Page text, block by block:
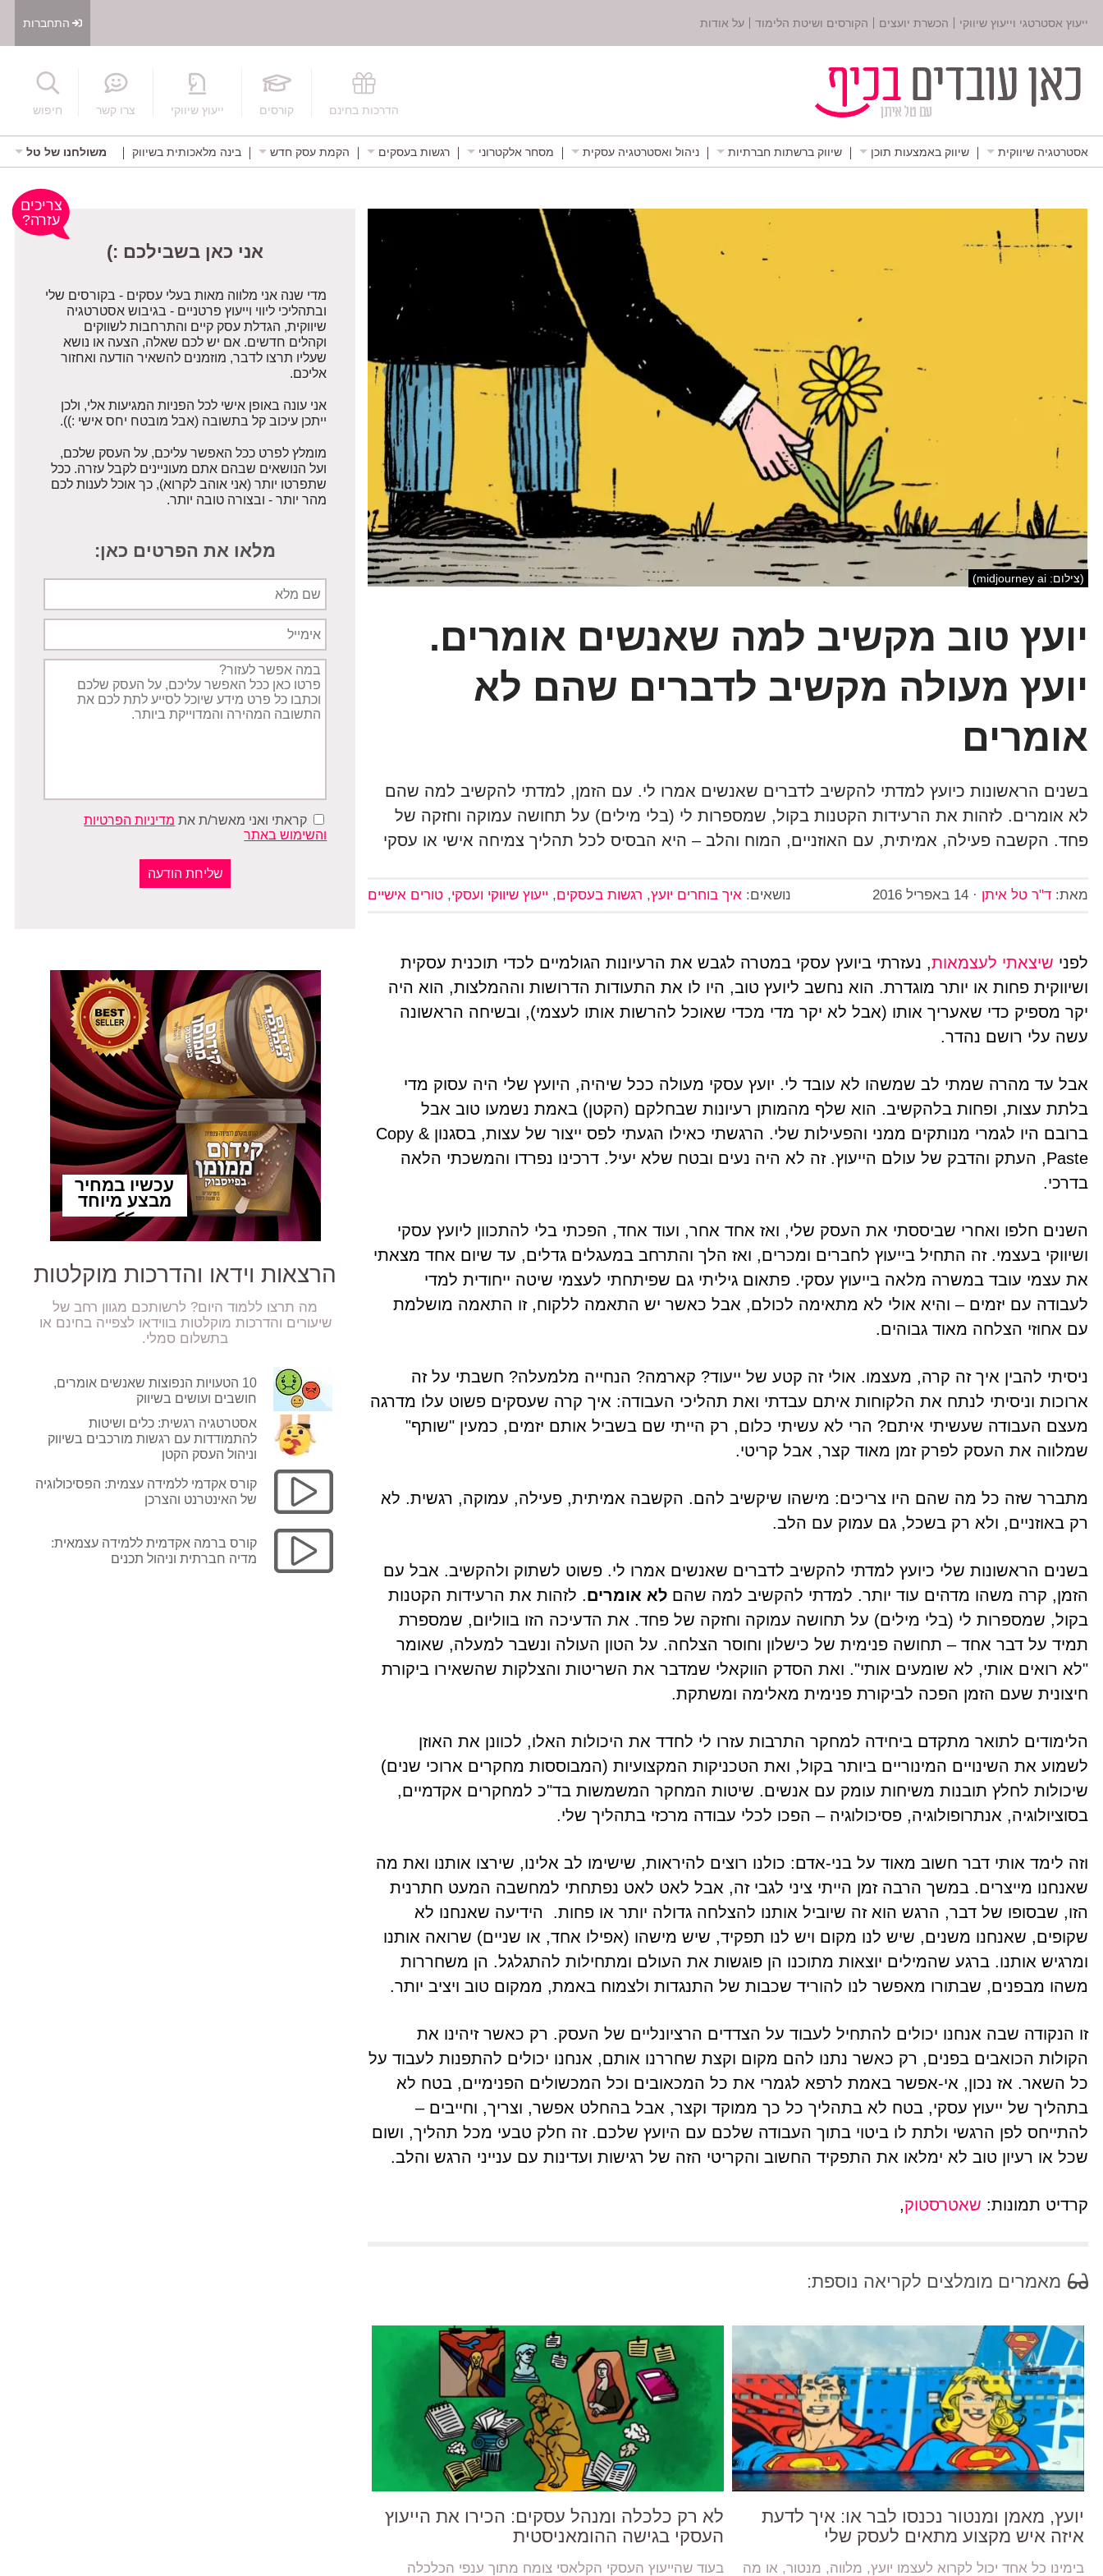
ייעוץ אסטרטגי וייעוץ שיווקי הכשרת יועצים הקורסים ושיטת הלימוד על אודות התחברות
הדרכות בחינם קורסים ייעוץ שיווקי צרו קשר חיפוש
אסטרטגיה שיווקית שיווק באמצעות תוכן שיווק ברשתות חברתיות ניהול ואסטרטגיה עסקית מסחר אלקטרוני רגשות בעסקים הקמת עסק חדש בינה מלאכותית בשיווק משולחנו של טל
(צילום: midjourney ai)
יועץ טוב מקשיב למה שאנשים אומרים.
יועץ מעולה מקשיב לדברים שהם לא
אומרים
בשנים הראשונות כיועץ למדתי להקשיב לדברים שאנשים אמרו לי. עם הזמן, למדתי להקשיב למה שהם
לא אומרים. לזהות את הרעידות הקטנות בקול, שמספרות לי (בלי מילים) על תחושה עמוקה וחזקה של
פחד. הקשבה פעילה, אמיתית, עם האוזניים, המוח והלב – היא הבסיס לכל תהליך צמיחה אישי או עסקי
מאת: ד"ר טל איתן · 14 באפריל 2016 נושאים: איך בוחרים יועץ, רגשות בעסקים, ייעוץ שיווקי ועסקי, טורים אישיים
לפני שיצאתי לעצמאות, נעזרתי ביועץ עסקי במטרה לגבש את הרעיונות הגולמיים לכדי תוכנית עסקית
ושיווקית פחות או יותר מוגדרת. הוא נחשב ליועץ טוב, היו לו את התעודות הדרושות וההמלצות, הוא היה
יקר מספיק כדי שאעריך אותו (אבל לא יקר מדי מכדי שאוכל להרשות אותו לעצמי), ובשיחה הראשונה
עשה עלי רושם נהדר.
אבל עד מהרה שמתי לב שמשהו לא עובד לי. יועץ עסקי מעולה ככל שיהיה, היועץ שלי היה עסוק מדי
בלתת עצות, ופחות בלהקשיב. הוא שלף מהמותן רעיונות שבחלקם (הקטן) באמת נשמעו טוב אבל
ברובם היו לגמרי מנותקים ממני והפעילות שלי. הרגשתי כאילו הגעתי לפס ייצור של עצות, בסגנון Copy &
Paste, העתק והדבק של עולם הייעוץ. זה לא היה נעים ובטח שלא יעיל. דרכינו נפרדו והמשכתי הלאה
בדרכי.
השנים חלפו ואחרי שביססתי את העסק שלי, ואז אחד אחר, ועוד אחד, הפכתי בלי להתכוון ליועץ עסקי
ושיווקי בעצמי. זה התחיל בייעוץ לחברים ומכרים, ואז הלך והתרחב במעגלים גדלים, עד שיום אחד מצאתי
את עצמי עובד במשרה מלאה בייעוץ עסקי. פתאום גיליתי גם שפיתחתי לעצמי שיטה ייחודית למדי
לעבודה עם יזמים – והיא אולי לא מתאימה לכולם, אבל כאשר יש התאמה ללקוח, זו התאמה מושלמת
עם אחוזי הצלחה מאוד גבוהים.
ניסיתי להבין איך זה קרה, מעצמו. אולי זה קטע של ייעוד? קארמה? הנחייה מלמעלה? חשבתי על זה
ארוכות וניסיתי לנתח את הלקוחות איתם עבדתי ואת תהליכי העבודה: איך קרה שעסקים פשוט עלו מדרגה
מעצם העבודה שעשיתי איתם? הרי לא עשיתי כלום, רק הייתי שם בשביל אותם יזמים, כמעין "שותף"
שמלווה את העסק לפרק זמן מאוד קצר, אבל קריטי.
מתברר שזה כל מה שהם היו צריכים: מישהו שיקשיב להם. הקשבה אמיתית, פעילה, עמוקה, רגשית. לא
רק באוזניים, ולא רק בשכל, גם עמוק עם הלב.
בשנים הראשונות שלי כיועץ למדתי להקשיב לדברים שאנשים אמרו לי. פשוט לשתוק ולהקשיב. אבל עם
הזמן, קרה משהו מדהים עוד יותר. למדתי להקשיב למה שהם לא אומרים. לזהות את הרעידות הקטנות
בקול, שמספרות לי (בלי מילים) על תחושה עמוקה וחזקה של פחד. את הדעיכה הזו בווליום, שמספרת
תמיד על דבר אחד – תחושה פנימית של כישלון וחוסר הצלחה. על הטון העולה ונשבר למעלה, שאומר
"לא רואים אותי, לא שומעים אותי". ואת הסדק הווקאלי שמדבר את השריטות והצלקות שהשאירו ביקורת
חיצונית שעם הזמן הפכה לביקורת פנימית מאלימה ומשתקת.
הלימודים לתואר מתקדם ביחידה למחקר התרבות עזרו לי לחדד את היכולות האלו, לכוונן את האוזן
לשמוע את השינויים המינוריים ביותר בקול, ואת הטכניקות המקצועיות (המבוססות מחקרים ארוכי שנים)
שיכולות לחלץ תובנות משיחות עומק עם אנשים. שיטות המחקר המשמשות בד"כ למחקרים אקדמיים,
בסוציולוגיה, אנתרופולוגיה, פסיכולוגיה – הפכו לכלי עבודה מרכזי בתהליך שלי.
וזה לימד אותי דבר חשוב מאוד על בני-אדם: כולנו רוצים להיראות, שישימו לב אלינו, שירצו אותנו ואת מה
שאנחנו מייצרים. במשך הרבה זמן הייתי ציני לגבי זה, אבל לאט לאט נפתחתי למחשבה המעט חתרנית
הזו, שבסופו של דבר, הרגש הוא זה שיוביל אותנו להצלחה גדולה יותר או פחות. הידיעה שאנחנו לא
שקופים, שאנחנו משנים, שיש לנו מקום ויש לנו תפקיד, שיש מישהו (אפילו אחד, או שניים) שרואה אותנו
ומרגיש אותנו. ברגע שהמילים יוצאות מתוכנו הן פוגשות את העולם ומתחילות להתגלגל. הן משחררות
משהו מבפנים, שבתורו מאפשר לנו להוריד שכבות של התנגדות ולצמוח באמת, ממקום טוב ויציב יותר.
זו הנקודה שבה אנחנו יכולים להתחיל לעבוד על הצדדים הרציונליים של העסק. רק כאשר זיהינו את
הקולות הכואבים בפנים, רק כאשר נתנו להם מקום וקצת שחררנו אותם, אנחנו יכולים להתפנות לעבוד על
כל השאר. אז נכון, אי-אפשר באמת לרפא לגמרי את כל המכאובים וכל המכשולים הפנימיים, בטח לא
בתהליך של ייעוץ עסקי, בטח לא בתהליך כל כך ממוקד וקצר, אבל בהחלט אפשר, וצריך, וחייבים –
להתייחס לפן הרגשי ולתת לו ביטוי בתוך העבודה שלכם עם היועץ שלכם. זה חלק טבעי מכל תהליך, ושום
שכל או רעיון טוב לא ימלאו את התפקיד החשוב והקריטי הזה של רגישות ועדינות עם ענייני הרגש והלב.
קרדיט תמונות: שאטרסטוק,
מאמרים מומלצים לקריאה נוספת:
יועץ, מאמן ומנטור נכנסו לבר או: איך לדעת
איזה איש מקצוע מתאים לעסק שלי
בימינו כל אחד יכול לקרוא לעצמו יועץ, מלווה, מנטור, או מה
לא רק כלכלה ומנהל עסקים: הכירו את הייעוץ
העסקי בגישה ההומאניסטית
בעוד שהייעוץ העסקי הקלאסי צומח מתוך ענפי הכלכלה
אני כאן בשבילכם :)
מדי שנה אני מלווה מאות בעלי עסקים - בקורסים שלי
ובתהליכי ליווי וייעוץ פרטניים - בגיבוש אסטרטגיה
שיווקית, הגדלת עסק קיים והתרחבות לשווקים
וקהלים חדשים. אם יש לכם שאלה, הצעה או נושא
שעליו תרצו לדבר, מוזמנים להשאיר הודעה ואחזור
אליכם.
אני עונה באופן אישי לכל הפניות המגיעות אלי, ולכן
ייתכן עיכוב קל בתשובה (אבל מובטח יחס אישי :)).
מומלץ לפרט ככל האפשר עליכם, על העסק שלכם,
ועל הנושאים שבהם אתם מעוניינים לקבל עזרה. ככל
שתפרטו יותר (אני אוהב לקרוא), כך אוכל לענות לכם
מהר יותר - ובצורה טובה יותר.
מלאו את הפרטים כאן:
מלא
תיאור
הפניה
קראתי ואני מאשר/ת את מדיניות הפרטיות
והשימוש באתר
עכשיו במחיר
מבצע מיוחד
הרצאות וידאו והדרכות מוקלטות
מה תרצו ללמוד היום? לרשותכם מגוון רחב של
שיעורים והדרכות מוקלטות בווידאו לצפייה בחינם או
בתשלום סמלי.
10 הטעויות הנפוצות שאנשים אומרים,
חושבים ועושים בשיווק
אסטרטגיה רגשית: כלים ושיטות
להתמודדות עם רגשות מורכבים בשיווק
וניהול העסק הקטן
קורס אקדמי ללמידה עצמית: הפסיכולוגיה
של האינטרנט והצרכן
קורס ברמה אקדמית ללמידה עצמאית:
מדיה חברתית וניהול תכנים